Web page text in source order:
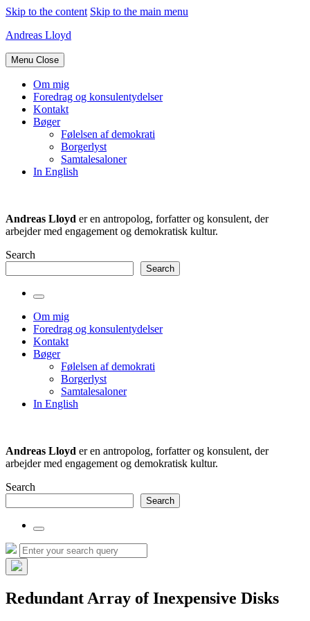
Skip to the content Skip to the main menu
Andreas Lloyd
Menu Close
Om mig
Foredrag og konsulentydelser
Kontakt
Bøger
Følelsen af demokrati
Borgerlyst
Samtalesaloner
In English
Andreas Lloyd er en antropolog, forfatter og konsulent, der
arbejder med engagement og demokratisk kultur.
Search
Search
Toggle
the
search
field
Om mig
Foredrag og konsulentydelser
Kontakt
Bøger
Følelsen af demokrati
Borgerlyst
Samtalesaloner
In English
Andreas Lloyd er en antropolog, forfatter og konsulent, der
arbejder med engagement og demokratisk kultur.
Search
Search
Toggle
the
search
Search
for:
Search
Hide
search
Redundant Array of Inexpensive Disks